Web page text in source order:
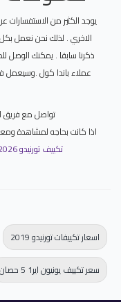
يوجد الكثير من الاستفسارات
الاخري . لذلك نحن نعمل
ذكرنا سابقا . يمكنك الوصل
عملاء باندا كول .وسيعمل
تواصل مع فريق
اذا كانت بحاجه لمشاهدة
تكييف تورنيدو 2026 خصومات تكييفات تورنيدو كاش وتقسيط
اسعار تكييفات تورنيدو 2019
سعر تكييف يونيون اير1 5 حصان